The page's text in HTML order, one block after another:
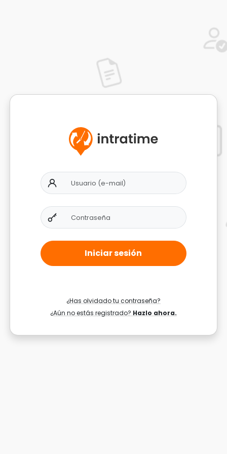
Iniciar sesión
¿Has olvidado tu contraseña?
¿Aún no estás registrado? Hazlo ahora.